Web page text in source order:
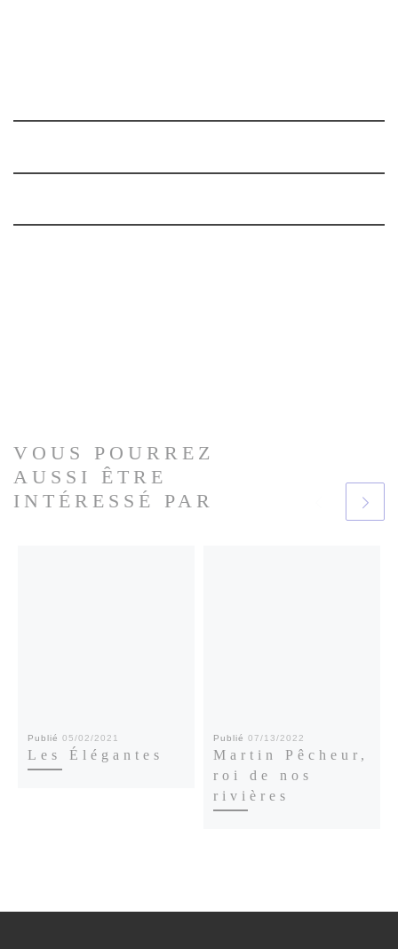
VOUS POURREZ
AUSSI ÊTRE
INTÉRESSÉ PAR
Publié05/02/2021
Les Élégantes
Publié07/13/2022
Martin Pêcheur,
roi de nos
rivières